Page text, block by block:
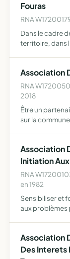
Fouras
RNA
Dans le cadre
territoire, dans
Association
RNA
2018
Être un
sur la
Association
Initiation
RNA
en 1982
Sensibiliser et
aux problèmes
Association
Des Interets